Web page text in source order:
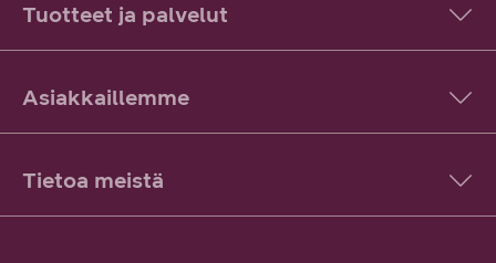
Tuotteet ja palvelut
Asiakkaillemme
Tietoa meistä